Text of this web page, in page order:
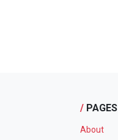
/ PAGES
About